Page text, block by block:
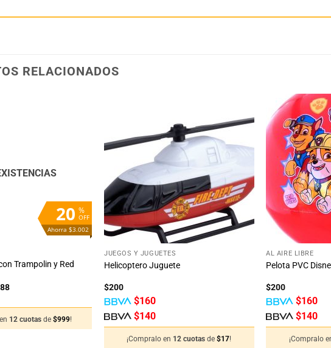
RELACIONADOS
%
OFF
20
Ahorra $3.002
Trampolin y Red
El
$11.988.
12 cuotas de $999!
Añadir
lista
+
JUEGOS Y JUGUETES
Helicoptero Juguete
$200
$160
$140
¡Compralo en 12 cuotasde$17!
+
AL AIRE LIBRE
Pelota PVC
$200
$160
$140
¡Compralo